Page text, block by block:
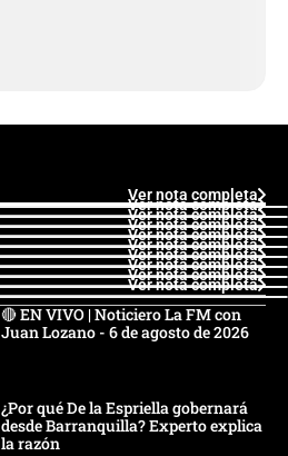
Ver nota completa
Ver nota completa
Ver nota completa
Ver nota completa
Ver nota completa
Ver nota completa
Ver nota completa
Ver nota completa
Ver nota completa
Ver nota completa
🔴 EN VIVO | Noticiero La FM con
Juan Lozano - 6 de agosto de 2026
¿Por qué De la Espriella gobernará
desde Barranquilla? Experto explica
la razón